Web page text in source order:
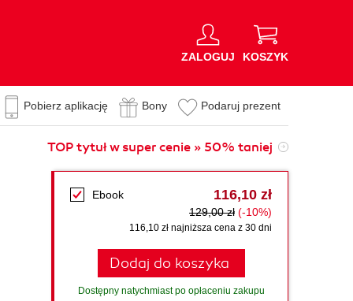
ZALOGUJ KOSZYK
Pobierz aplikację Bony Podaruj prezent
TOP tytuł w super cenie » 50% taniej
Ebook 116,10 zł
129,00 zł (-10%)
116,10 zł najniższa cena z 30 dni
Dodaj do koszyka
Dostępny natychmiast po opłaceniu zakupu